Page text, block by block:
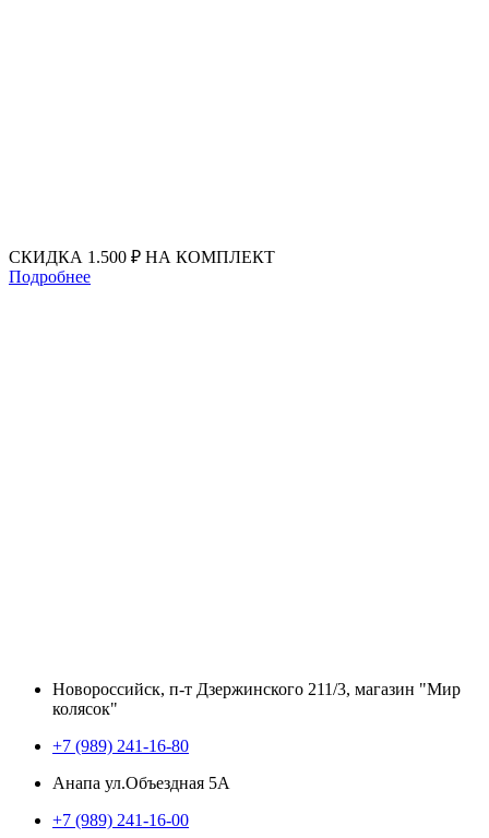
СКИДКА 1.500 ₽ НА КОМПЛЕКТ
Подробнее
Новороссийск, п-т Дзержинского 211/3, магазин "Мир
колясок"
+7 (989) 241-16-80
Анапа ул.Объездная 5А
+7 (989) 241-16-00